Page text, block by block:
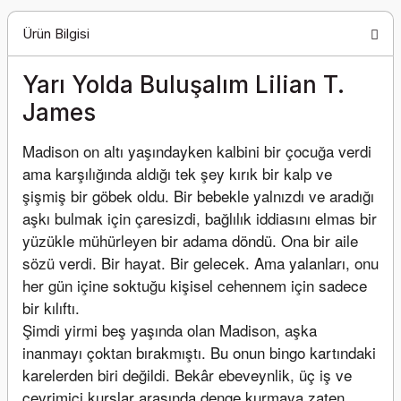
Ürün Bilgisi
Yarı Yolda Buluşalım Lilian T.
James
Madison on altı yaşındayken kalbini bir çocuğa verdi
ama karşılığında aldığı tek şey kırık bir kalp ve
şişmiş bir göbek oldu. Bir bebekle yalnızdı ve aradığı
aşkı bulmak için çaresizdi, bağlılık iddiasını elmas bir
yüzükle mühürleyen bir adama döndü. Ona bir aile
sözü verdi. Bir hayat. Bir gelecek. Ama yalanları, onu
her gün içine soktuğu kişisel cehennem için sadece
bir kılıftı.
Şimdi yirmi beş yaşında olan Madison, aşka
inanmayı çoktan bırakmıştı. Bu onun bingo kartındaki
karelerden biri değildi. Bekâr ebeveynlik, üç iş ve